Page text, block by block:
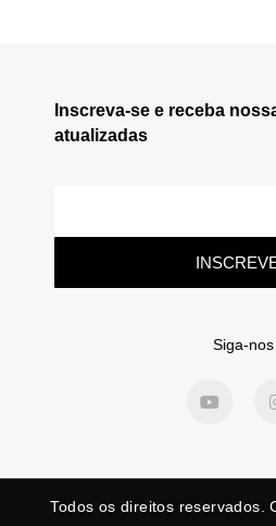
Inscreva-se e receba
atualizadas
Siga-nos
Todos os direitos reservados.